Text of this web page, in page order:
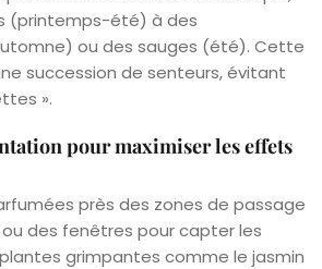
(printemps-été) à des
ou des sauges (été). Cette
succession de senteurs, évitant
».
pour maximiser les effets
près des zones de passage
des fenêtres pour capter les
plantes grimpantes comme le jasmin